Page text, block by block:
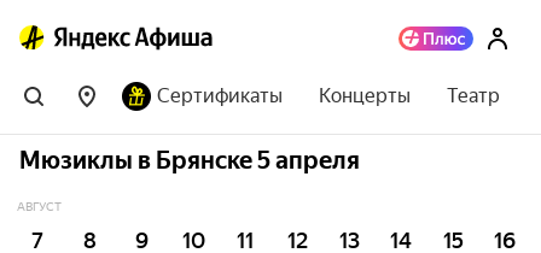
Сертификаты Концерты Театр
Мюзиклы в Брянске 5 апреля
АВГУСТ
7 8 9 10 11 12 13 14 15 16